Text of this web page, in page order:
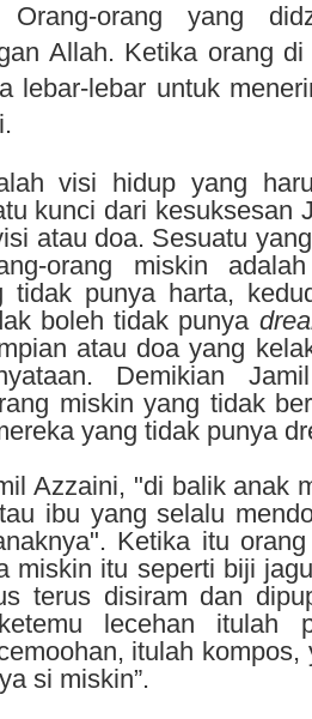
Orang-orang yang
Allah. Ketika orang
lebar-lebar untuk
visi hidup yang
kunci dari kesuksesan
atau doa. Sesuatu
orang miskin
tidak punya harta,
boleh tidak punya
atau doa yang
Demikian
miskin yang tidak
yang tidak punya
Azzaini, "di balik anak
ibu yang selalu
Ketika itu
miskin itu seperti biji
terus disiram dan
lecehan itulah
itulah
si miskin”.